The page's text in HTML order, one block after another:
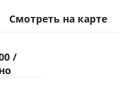
Смотреть на карте
/